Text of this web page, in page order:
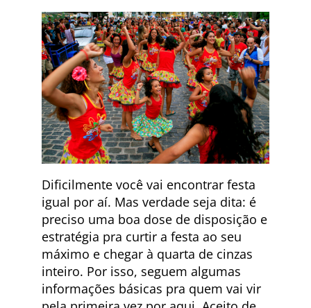
Dificilmente você vai encontrar festa
igual por aí. Mas verdade seja dita: é
preciso uma boa dose de disposição e
estratégia pra curtir a festa ao seu
máximo e chegar à quarta de cinzas
inteiro. Por isso, seguem algumas
informações básicas pra quem vai vir